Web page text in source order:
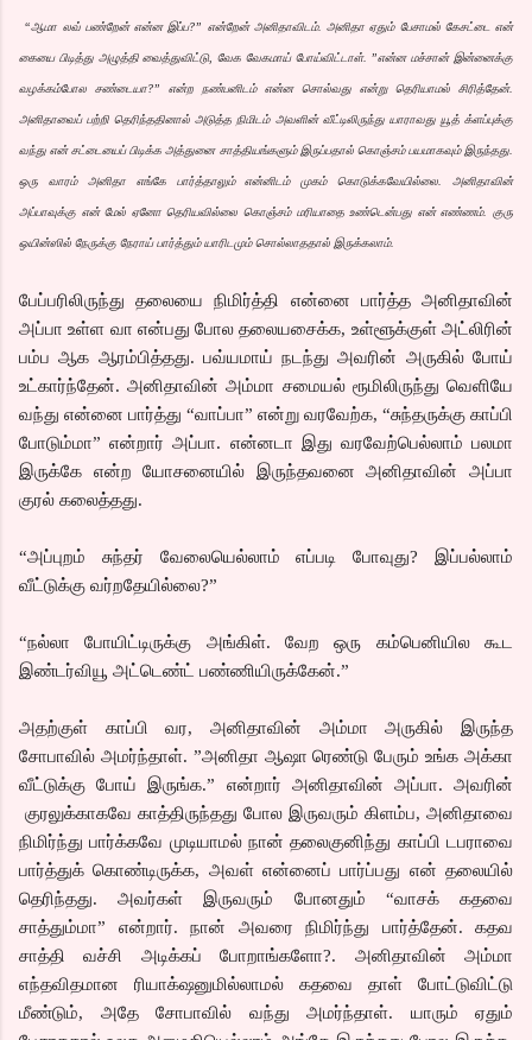
“ஆமா லவ் பண்றேன் என்ன இப்ப?” என்றேன் அனிதாவிடம். அனிதா ஏதும் பேசாமல் கேசட்டை என்
கையை பிடித்து அழுத்தி வைத்துவிட்டு, வேக வேகமாய் போய்விட்டாள். ”என்ன மச்சான் இன்னைக்கு
வழக்கம்போல சண்டையா?” என்ற நண்பனிடம் என்ன சொல்வது என்று தெரியாமல் சிரித்தேன்.
அனிதாவைப் பற்றி தெரிந்ததினால் அடுத்த நிமிடம் அவளின் வீட்டிலிருந்து யாராவது யூத் க்ளப்புக்கு
வந்து என் சட்டையைப் பிடிக்க அத்துனை சாத்தியங்களும் இருப்பதால் கொஞ்சம் பயமாகவும் இருந்தது.
ஒரு வாரம் அனிதா எங்கே பார்த்தாலும் என்னிடம் முகம் கொடுக்கவேயில்லை. அனிதாவின்
அப்பாவுக்கு என் மேல் ஏனோ தெரியவில்லை கொஞ்சம் மரியாதை உண்டென்பது என் எண்ணம். குரு
ஒயின்ஸில் நேருக்கு நேராய் பார்த்தும் யாரிடமும் சொல்லாததால் இருக்கலாம்.
பேப்பரிலிருந்து தலையை நிமிர்த்தி என்னை பார்த்த அனிதாவின்
அப்பா உள்ள வா என்பது போல தலையசைக்க, உள்ளூக்குள் அட்லிரின்
பம்ப ஆக ஆரம்பித்தது. பவ்யமாய் நடந்து அவரின் அருகில் போய்
உட்கார்ந்தேன். அனிதாவின் அம்மா சமையல் ரூமிலிருந்து வெளியே
வந்து என்னை பார்த்து “வாப்பா” என்று வரவேற்க, “சுந்தருக்கு காப்பி
போடும்மா” என்றார் அப்பா. என்னடா இது வரவேற்பெல்லாம் பலமா
இருக்கே என்ற யோசனையில் இருந்தவனை அனிதாவின் அப்பா
குரல் கலைத்தது.
“அப்புறம் சுந்தர் வேலையெல்லாம் எப்படி போவுது? இப்பல்லாம்
வீட்டுக்கு வர்றதேயில்லை?”
“நல்லா போயிட்டிருக்கு அங்கிள். வேற ஒரு கம்பெனியில கூட
இண்டர்வியூ அட்டெண்ட் பண்ணியிருக்கேன்.”
அதற்குள் காப்பி வர, அனிதாவின் அம்மா அருகில் இருந்த
சோபாவில் அமர்ந்தாள். ”அனிதா ஆஷா ரெண்டு பேரும் உங்க அக்கா
வீட்டுக்கு போய் இருங்க.” என்றார் அனிதாவின் அப்பா. அவரின்
குரலுக்காகவே காத்திருந்தது போல இருவரும் கிளம்ப, அனிதாவை
நிமிர்ந்து பார்க்கவே முடியாமல் நான் தலைகுனிந்து காப்பி டபராவை
பார்த்துக் கொண்டிருக்க, அவள் என்னைப் பார்ப்பது என் தலையில்
தெரிந்தது. அவர்கள் இருவரும் போனதும் “வாசக் கதவை
சாத்தும்மா” என்றார். நான் அவரை நிமிர்ந்து பார்த்தேன். கதவ
சாத்தி வச்சி அடிக்கப் போறாங்களோ?. அனிதாவின் அம்மா
எந்தவிதமான ரியாக்‌ஷனுமில்லாமல் கதவை தாள் போட்டுவிட்டு
மீண்டும், அதே சோபாவில் வந்து அமர்ந்தாள். யாரும் ஏதும்